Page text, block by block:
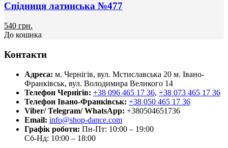
Спідниця латинська №477
540 грн.
До кошика
Контакти
Адреса: м. Чернігів, вул. Мстиславська 20 м. Івано-
Франківськ, вул. Володимира Великого 14
Телефон Чернігів: +38 096 465 17 36, +38 073 465 17 36
Телефон Івано-Франківськ: +38 050 465 17 36
Viber/ Telegram/ WhatsApp: +380504651736
Email: info@shop-dance.com
Графік роботи: Пн-Пт: 10:00 – 19:00
Сб-Нд: 10:00 – 18:00